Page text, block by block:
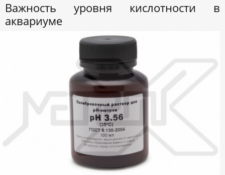
Важность уровня кислотности в
аквариуме